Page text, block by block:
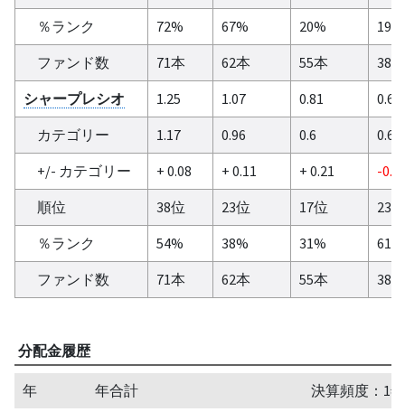
％ランク
72% 67% 20%
19%
ファンド数
71本 62本 55本
38本
シャープレシオ
1.25 1.07 0.81
0.65
カテゴリー
1.17 0.96 0.6
0.67
+/- カテゴリー
+ 0.08 + 0.11 + 0.21
-
順位
38位 23位 17位
23位
％ランク
54% 38% 31%
61%
ファンド数
71本 62本 55本 38本
分配金履歴
年 年合計
決算頻度：1